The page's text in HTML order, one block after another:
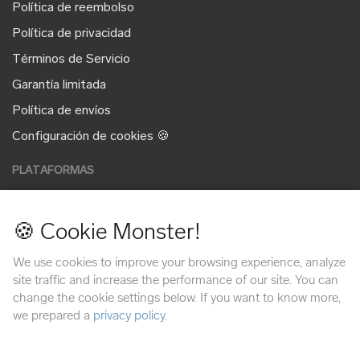
🍪 Cookie Monster!
We use cookies to improve your browsing experience, analyze
site traffic and increase the performance of our site. You can
change the cookie settings below. If you want to know more,
we prepared a privacy policy.
Política de reembolso
Política de privacidad
Términos de Servicio
Garantía limitada
Política de envíos
Configuración de cookies 🍪
PLATAFORMAS